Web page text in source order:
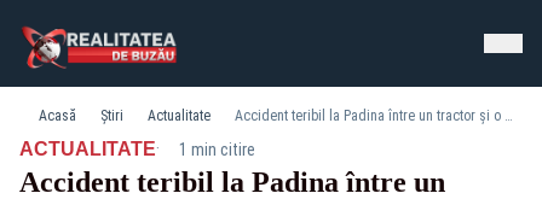
Acasă Știri Actualitate Accident teribil la Padina între un tractor și o mașină. Trei persoane au fost rănite
ACTUALITATE· 1 min citire
Accident teribil la Padina între un